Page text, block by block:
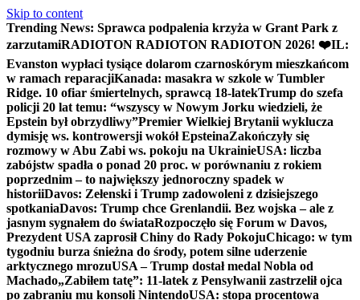
Skip to content
Trending News: Sprawca podpalenia krzyża w Grant Park z
zarzutamiRADIOTON RADIOTON RADIOTON 2026! ❤️IL:
Evanston wypłaci tysiące dolarom czarnoskórym mieszkańcom
w ramach reparacjiKanada: masakra w szkole w Tumbler
Ridge. 10 ofiar śmiertelnych, sprawcą 18-latekTrump do szefa
policji 20 lat temu: “wszyscy w Nowym Jorku wiedzieli, że
Epstein był obrzydliwy”Premier Wielkiej Brytanii wyklucza
dymisję ws. kontrowersji wokół EpsteinaZakończyły się
rozmowy w Abu Zabi ws. pokoju na UkrainieUSA: liczba
zabójstw spadła o ponad 20 proc. w porównaniu z rokiem
poprzednim – to największy jednoroczny spadek w
historiiDavos: Zełenski i Trump zadowoleni z dzisiejszego
spotkaniaDavos: Trump chce Grenlandii. Bez wojska – ale z
jasnym sygnałem do świataRozpoczęło się Forum w Davos,
Prezydent USA zaprosił Chiny do Rady PokojuChicago: w tym
tygodniu burza śnieżna do środy, potem silne uderzenie
arktycznego mrozuUSA – Trump dostał medal Nobla od
Machado„Zabiłem tatę”: 11-latek z Pensylwanii zastrzelił ojca
po zabraniu mu konsoli NintendoUSA: stopa procentowa